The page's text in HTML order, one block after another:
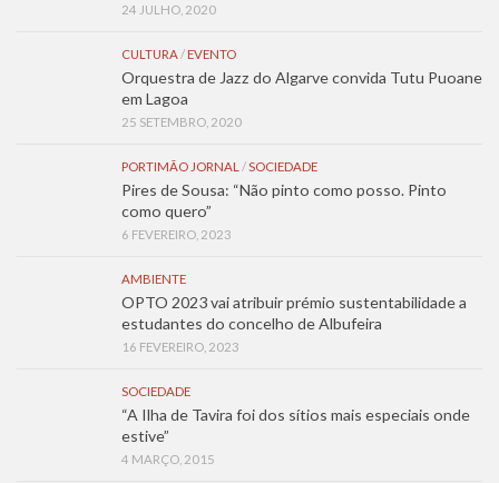
24 JULHO, 2020
CULTURA/ EVENTO
Orquestra de Jazz do Algarve convida Tutu Puoane
em Lagoa
25 SETEMBRO, 2020
PORTIMÃO JORNAL /SOCIEDADE
Pires de Sousa: “Não pinto como posso. Pinto
como quero”
6 FEVEREIRO, 2023
AMBIENTE
OPTO 2023 vai atribuir prémio sustentabilidade a
estudantes do concelho de Albufeira
16 FEVEREIRO, 2023
SOCIEDADE
“A Ilha de Tavira foi dos sítios mais especiais onde
estive”
4 MARÇO, 2015